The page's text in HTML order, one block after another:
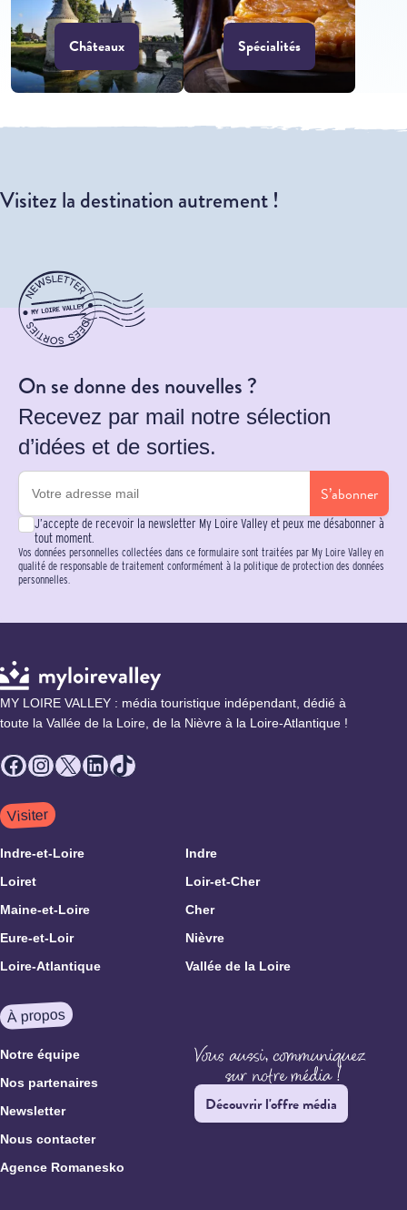
Châteaux Spécialités
Visitez la destination autrement !
On se donne des nouvelles ?
Recevez par mail notre sélection
d’idées et de sorties.
S’abonner
J’accepte de recevoir la newsletter My Loire Valley et peux me désabonner à
tout moment.
Vos données personnelles collectées dans ce formulaire sont traitées par My Loire Valley en
qualité de responsable de traitement conformément à la politique de protection des données
personnelles.
MY LOIRE VALLEY : média touristique indépendant, dédié à
toute la Vallée de la Loire, de la Nièvre à la Loire-Atlantique !
Facebook
Instagram
X LinkedIn
TikTok
Visiter
Indre-et-Loire
Indre
Loiret
Loir-et-Cher
Maine-et-Loire
Cher
Eure-et-Loir
Nièvre
Loire-Atlantique
Vallée de la Loire
À propos
Notre équipe
Nos partenaires
Newsletter
Nous contacter
Agence Romanesko
Découvrir l'offre média